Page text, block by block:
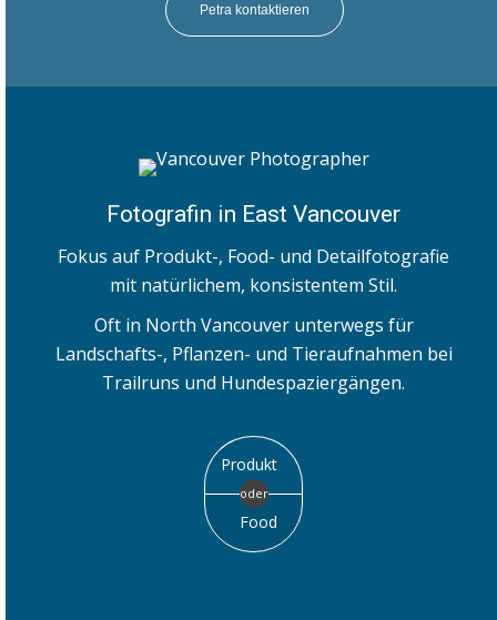
Petra kontaktieren
Fotografin in East Vancouver
Fokus auf Produkt-, Food- und Detailfotografie
mit natürlichem, konsistentem Stil.
Oft in North Vancouver unterwegs für
Landschafts-, Pflanzen- und Tieraufnahmen bei
Trailruns und Hundespaziergängen.
Produkt
oder
Food